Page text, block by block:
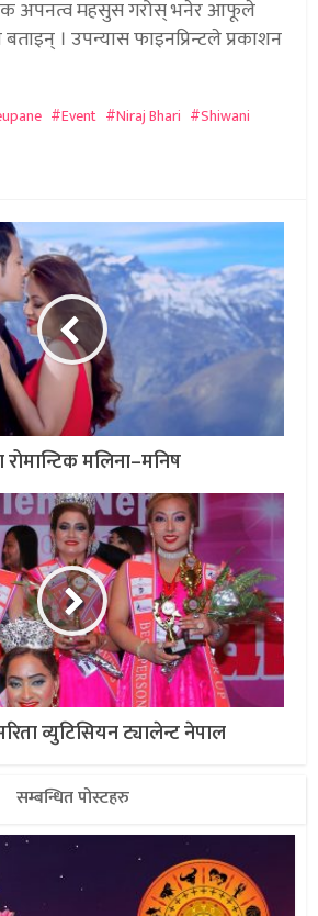
अपनत्व महसुस गरोस् भनेर आफूले
बताइन् । उपन्यास फाइनप्रिन्टले प्रकाशन
Event Niraj Bhari
Shiwani
रोमान्टिक मलिना–मनिष
व्युटिसियन ट्यालेन्ट नेपाल
सम्बन्धित पोस्टहरु